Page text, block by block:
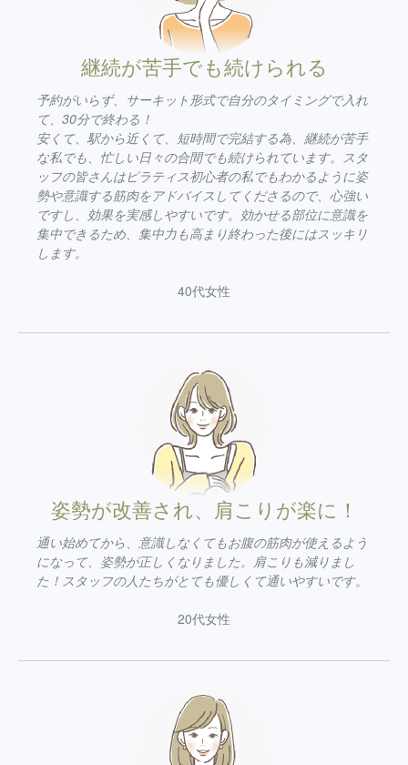
継続が苦手でも続けられる
予約がいらず、サーキット形式で自分のタイミングで入れ
て、30分で終わる！
安くて、駅から近くて、短時間で完結する為、継続が苦手
な私でも、忙しい日々の合間でも続けられています。スタ
ッフの皆さんはピラティス初心者の私でもわかるように姿
勢や意識する筋肉をアドバイスしてくださるので、心強い
ですし、効果を実感しやすいです。効かせる部位に意識を
集中できるため、集中力も高まり終わった後にはスッキリ
します。
40代女性
姿勢が改善され、肩こりが楽に！
通い始めてから、意識しなくてもお腹の筋肉が使えるよう
になって、姿勢が正しくなりました。肩こりも減りまし
た！スタッフの人たちがとても優しくて通いやすいです。
20代女性